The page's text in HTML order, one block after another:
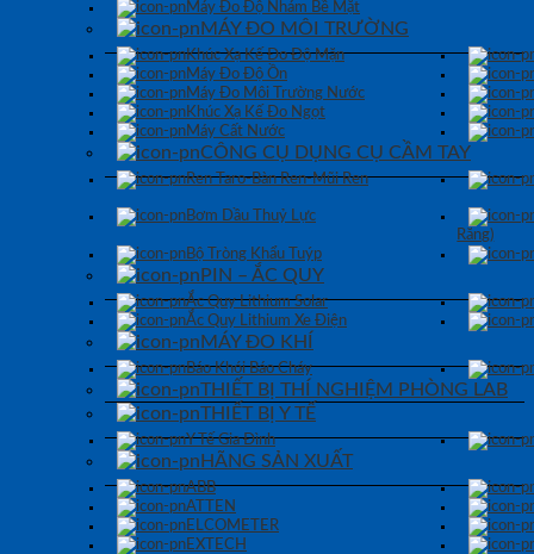
Máy Đo Độ Nhám Bề Mặt
MÁY ĐO MÔI TRƯỜNG
Khúc Xạ Kế Đo Độ Mặn
Máy Đo Độ Ồn
Máy Đo Môi Trường Nước
Khúc Xạ Kế Đo Ngọt
Máy Cất Nước
CÔNG CỤ DỤNG CỤ CẦM TAY
Ren Taro-Bàn Ren-Mũi Ren
Bơm Dầu Thuỷ Lực
Răng)
Bộ Tròng Khẩu Tuýp
PIN – ẮC QUY
Ắc Quy Lithium Solar
Ắc Quy Lithium Xe Điện
MÁY ĐO KHÍ
Báo Khói Báo Cháy
THIẾT BỊ THÍ NGHIỆM PHÒNG LAB
THIẾT BỊ Y TẾ
Y Tế Gia Đình
HÃNG SẢN XUẤT
ABB
ATTEN
ELCOMETER
EXTECH